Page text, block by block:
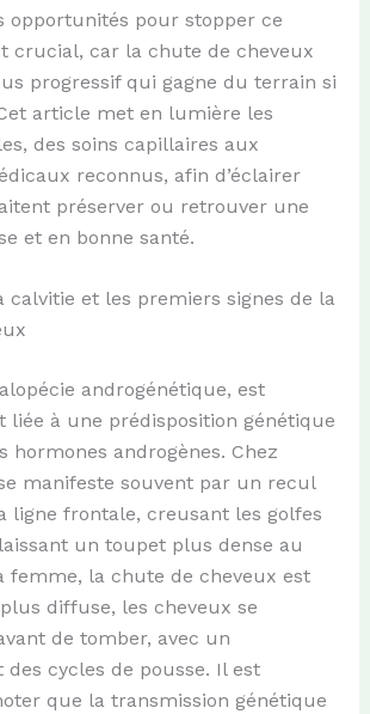
opportunités pour stopper ce
crucial, car la chute de cheveux
progressif qui gagne du terrain si
article met en lumière les
des soins capillaires aux
reconnus, afin d’éclairer
préserver ou retrouver une
et en bonne santé.
calvitie et les premiers signes de la
androgénétique, est
liée à une prédisposition génétique
hormones androgènes. Chez
manifeste souvent par un recul
ligne frontale, creusant les golfes
un toupet plus dense au
femme, la chute de cheveux est
diffuse, les cheveux se
de tomber, avec un
cycles de pousse. Il est
que la transmission génétique